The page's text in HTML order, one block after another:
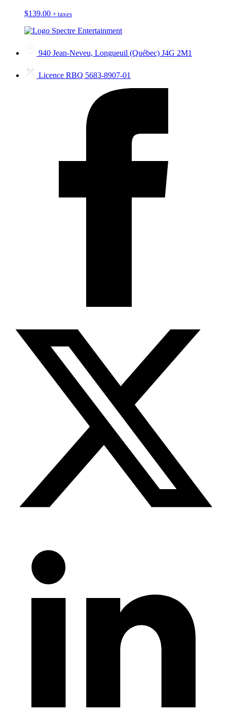
$139.00 + taxes
940 Jean-Neveu, Longueuil (Québec) J4G 2M1
Licence RBQ 5683-8907-01